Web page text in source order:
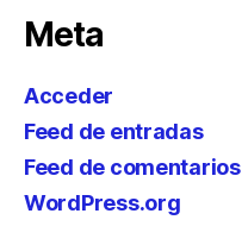
Meta
Acceder
Feed de entradas
Feed de comentarios
WordPress.org